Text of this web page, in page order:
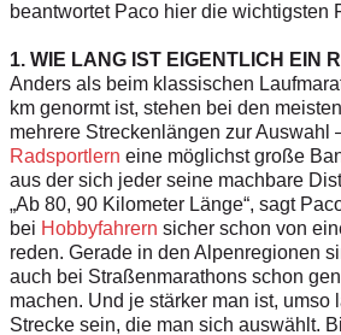
beantwortet Paco hier die wichtigsten
1. WIE LANG IST EIGENTLICH EIN
Anders als beim klassischen
km genormt ist, stehen bei den
mehrere Streckenlängen zur Auswahl
Radsportlern eine möglichst große
aus der sich jeder seine machbare
„Ab 80, 90 Kilometer Länge“, sagt
bei Hobbyfahrern sicher schon von
reden. Gerade in den Alpenregionen
auch bei Straßenmarathons schon
machen. Und je stärker man ist, umso
Strecke sein, die man sich auswählt.